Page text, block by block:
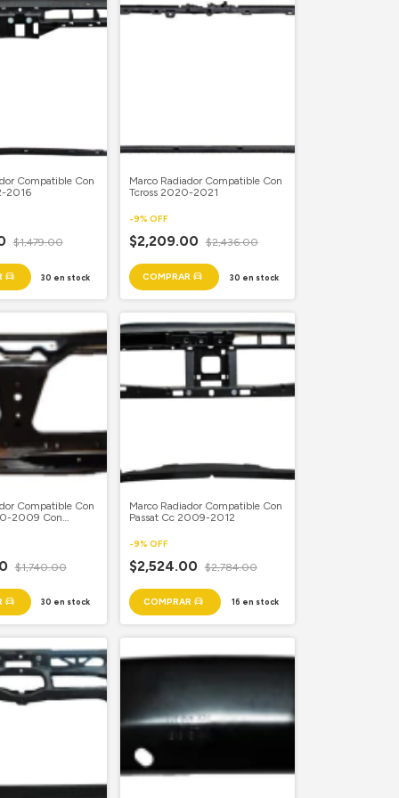
Compatible Con
2016
$1,479.00
30 en stock
Marco Radiador Compatible Con
Tcross 2020-2021
-9% OFF
$2,209.00 $2,436.00
30 en stock
Compatible Con
2009 Con
$1,740.00
30 en stock
Marco Radiador Compatible Con
Passat Cc 2009-2012
-9% OFF
$2,524.00 $2,784.00
16 en stock